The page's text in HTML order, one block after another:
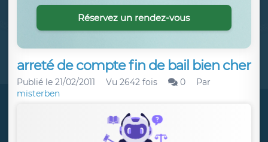
arreté de compte fin de bail bien cher
Publié le 21/02/2011 Vu 2642 fois 0
Par
misterben
Réservez un rendez-vous